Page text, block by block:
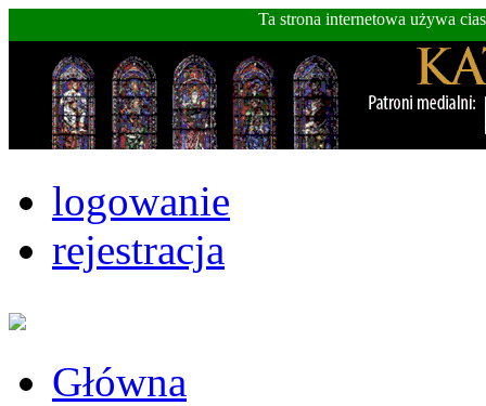
Ta strona internetowa używa
logowanie
rejestracja
Główna